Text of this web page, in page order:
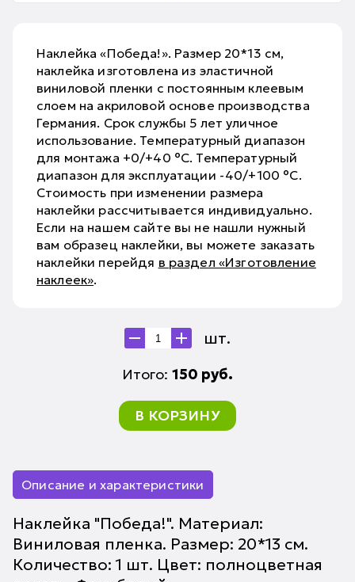
Наклейка «Победа!». Размер 20*13 см,
наклейка изготовлена из эластичной
виниловой пленки с постоянным клеевым
слоем на акриловой основе производства
Германия. Срок службы 5 лет уличное
использование. Температурный диапазон
для монтажа +0/+40 °С. Температурный
диапазон для эксплуатации -40/+100 °С.
Стоимость при изменении размера
наклейки рассчитывается индивидуально.
Если на нашем сайте вы не нашли нужный
вам образец наклейки, вы можете заказать
наклейки перейдя в раздел «Изготовление
наклеек».
шт.
Итого: 150 руб.
В КОРЗИНУ
Описание и характеристики
Наклейка "Победа!". Материал:
Виниловая пленка. Размер: 20*13 см.
Количество: 1 шт. Цвет: полноцветная